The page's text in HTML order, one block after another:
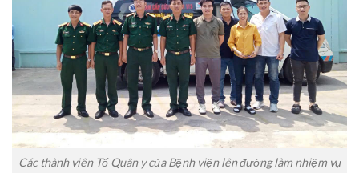
Các thành viên Tổ Quân y của Bệnh viện lên đường làm nhiệm vụ